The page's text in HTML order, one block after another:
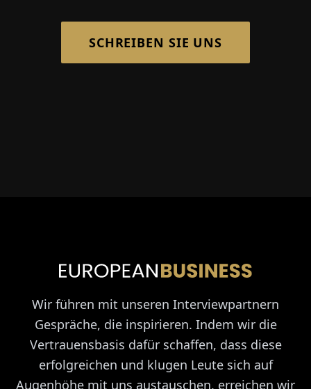
SCHREIBEN SIE UNS
Wir führen mit unseren Interviewpartnern
Gespräche, die inspirieren. Indem wir die
Vertrauensbasis dafür schaffen, dass diese
erfolgreichen und klugen Leute sich auf
Augenhöhe mit uns austauschen, erreichen wir